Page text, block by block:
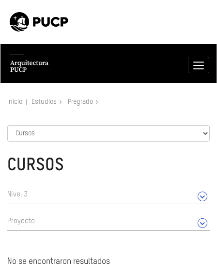
Inicio Estudios Pregrado
CURSOS
Nivel 3
Proyecto
No se encontraron resultados